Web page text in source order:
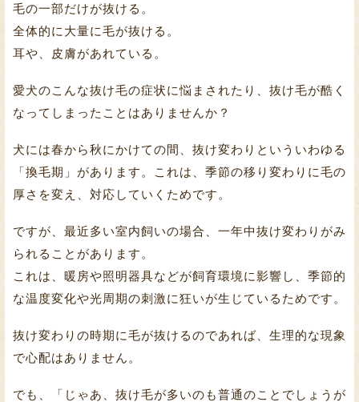
毛の一部だけが抜ける。
全体的に大量に毛が抜ける。
耳や、皮膚があれている。
愛犬のこんな抜け毛の症状に悩まされたり、抜け毛が酷く
なってしまったことはありませんか？
犬には春から秋にかけての間、抜け変わりといういわゆる
「換毛期」があります。これは、季節の移り変わりに毛の
厚さを変え、対応していくためです。
ですが、最近多い室内飼いの場合、一年中抜け変わりがみ
られることがあります。
これは、暖房や照明器具などが飼育環境に影響し、季節的
な温度変化や光周期の刺激に狂いが生じているためです。
抜け変わりの時期に毛が抜けるのであれば、生理的な現象
で心配はありません。
でも、「じゃあ、抜け毛が多いのも普通のことでしょうが